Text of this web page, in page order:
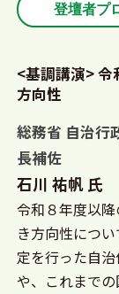
登壇者プ
として勤務
ンダ、コン
玉県町村会
CIO補佐官
スジャパン
<基調講演> 令
方向性
総務省 自治行
長補佐
石川 祐帆 氏
令和８年度以
き方向性につ
定を行った自
や、これまで